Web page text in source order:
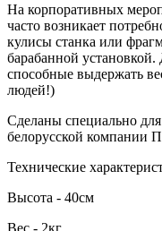
На корпоративных
часто возникает
кулисы станка или
барабанной
способные выдержать
людей!)
Сделаны специально
белорусской компании
Технические
Высота - 40см
Вес - 2кг